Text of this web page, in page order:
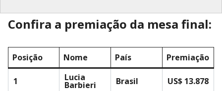
Confira a premiação da mesa final:
Posição Nome País Premiação
1 Lucia
Barbieri Brasil US$ 13.878